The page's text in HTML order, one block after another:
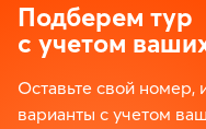
Подберем тур
с учетом
Оставьте свой
варианты с учетом